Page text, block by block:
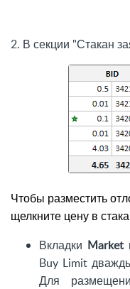
2. В секции "Стакан
Чтобы разместить
щелкните цену в
Вкладки Market
Buy Limit
Для